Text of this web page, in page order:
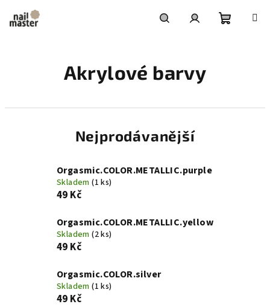
obsah
Akrylové barvy
Nejprodávanější
Orgasmic.COLOR.METALLIC.purple
Skladem(1 ks)
49 Kč
Orgasmic.COLOR.METALLIC.yellow
Skladem(2 ks)
49 Kč
Orgasmic.COLOR.silver
Skladem(1 ks)
49 Kč